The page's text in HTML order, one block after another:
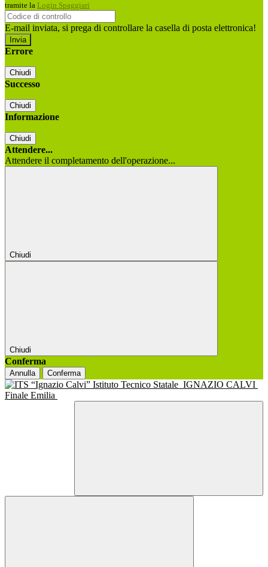
tramite la Login Spaggiari
E-mail inviata, si prega di controllare la casella di posta elettronica!
Errore
Chiudi
Successo
Chiudi
Informazione
Chiudi
Attendere...
Attendere il completamento dell'operazione...
Chiudi
Chiudi
Conferma
Annulla Conferma
Istituto Tecnico Statale IGNAZIO CALVI
Finale Emilia